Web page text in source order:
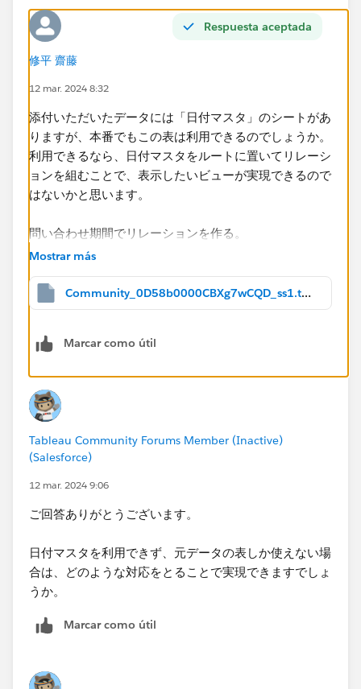
他 2023/1/15 2023/1/18
C00002317 Tableau Desktop 3 その
他 2023/1/17 2023/1/19
次のようにカウントしたいです。
2023/1/15 Tableau Desktop その他 5
2023/1/16 Tableau Desktop その他 5
2023/1/17 Tableau Desktop その他 8
2023/1/19 Tableau Desktop その他 3
お手数をおかけしますが、ご確認の程よろしくお願いい
たします。​
Respuesta aceptada
修平 齋藤
12 mar. 2024 8:32
添付いただいたデータには「日付マスタ」のシートがあ
りますが、本番でもこの表は利用できるのでしょうか。
利用できるなら、日付マスタをルートに置いてリレーシ
ョンを組むことで、表示したいビューが実現できるので
はないかと思います。
問い合わせ期間でリレーションを作る。
消えてしまうのでマークの詳細に日付マスタのメジャー
い場合は、相当ややこしいことになるだろうと思いま
Mostrar más
Community_0D58b0000CBXg7wCQD_ss1.twbx
Marcar como útil
Tableau Community Forums Member (Inactive)
(Salesforce)
12 mar. 2024 9:06
ご回答ありがとうございます。
日付マスタを利用できず、元データの表しか使えない場
合は、どのような対応をとることで実現できますでしょ
うか。
Marcar como útil